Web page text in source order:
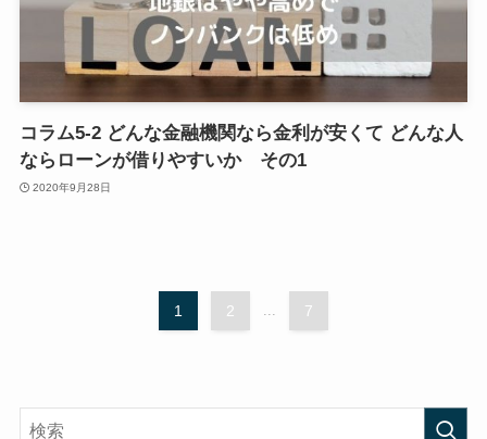
コラム5-2 どんな金融機関なら金利が安くて どんな人
ならローンが借りやすいか その1
2020年9月28日
1 2 ... 7